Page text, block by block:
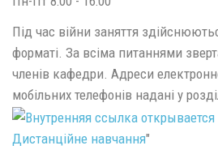
Під час війни заняття
форматі. За всіма питаннями
членів кафедри. Адреси
мобільних телефонів надані у
Дистанційне навчання"